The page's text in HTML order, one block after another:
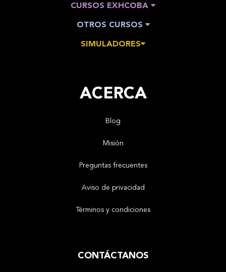
CURSOS EXHCOBA
OTROS CURSOS
SIMULADORES
ACERCA
Blog
Misión
Preguntas frecuentes
Aviso de privacidad
Términos y condiciones
CONTÁCTANOS